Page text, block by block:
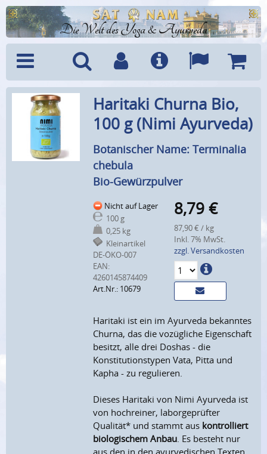
Die Welt des Yoga & Ayurveda
Menü SucheBenutzerkonto
Info Sprachen
Haritaki Churna Bio,
100 g (Nimi Ayurveda)
Botanischer Name: Terminalia
chebula
Bio-Gewürzpulver
Nicht auf Lager
100 g
0,25 kg
Kleinartikel
DE-ÖKO-007
EAN:
4260145874409
Art.Nr.: 10679
8,79 €
87,90 € / kg
Inkl. 7% MwSt.
zzgl. Versandkosten
Haritaki ist ein im Ayurveda bekanntes
Churna, das die vozügliche Eigenschaft
besitzt, alle drei Doshas - die
Konstitutionstypen Vata, Pitta und
Kapha - zu regulieren.
Dieses Haritaki von Nimi Ayurveda ist
von hochreiner, laborgeprüfter
Qualität* und stammt aus kontrolliert
biologischem Anbau. Es besteht nur